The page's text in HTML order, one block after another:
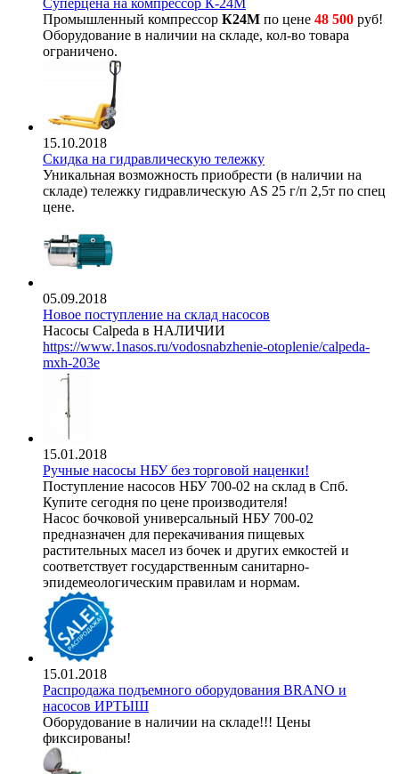
Суперцена на компрессор К-24М
Промышленный компрессор К24М по цене 48 500 руб!
Оборудование в наличии на складе, кол-во товара
ограничено.
15.10.2018
Скидка на гидравлическую тележку
Уникальная возможность приобрести (в наличии на
складе) тележку гидравлическую AS 25 г/п 2,5т по спец
цене.
05.09.2018
Новое поступление на склад насосов
Насосы Calpeda в НАЛИЧИИ
https://www.1nasos.ru/vodosnabzhenie-otoplenie/calpeda-
mxh-203e
15.01.2018
Ручные насосы НБУ без торговой наценки!
Поступление насосов НБУ 700-02 на склад в Спб.
Купите сегодня по цене производителя!
Насос бочковой универсальный НБУ 700-02
предназначен для перекачивания пищевых
растительных масел из бочек и других емкостей и
соответствует государственным санитарно-
эпидемеологическим правилам и нормам.
15.01.2018
Распродажа подъемного оборудования BRANO и
насосов ИРТЫШ
Оборудование в наличии на складе!!! Цены
фиксированы!